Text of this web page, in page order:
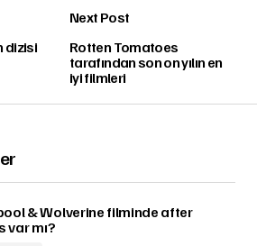
dizisi
Next Post
Rotten Tomatoes
tarafından son on yılın en
iyi filmleri
& Wolverine filminde after
var mı?